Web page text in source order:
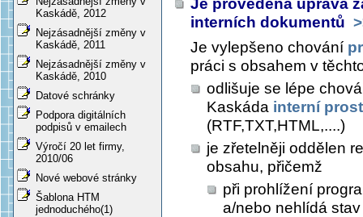
Kaskádě, 2012
Nejzásadnější změny v
Kaskádě, 2011
Nejzásadnější změny v
Kaskádě, 2010
Datové schránky
Podpora digitálních
podpisů v emailech
Výročí 20 let firmy,
2010/06
Nové webové stránky
Šablona HTM
jednoduchého(1)
Je provedena úprava
interních dokumentů
Je vylepšeno chování
práci s obsahem v
odlišuje se lépe
Kaskáda interní
(RTF,TXT,HTML,....)
je zřetelněji oddělen
obsahu, přičemž
při prohlížení
a/nebo nehlídá